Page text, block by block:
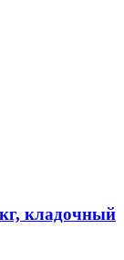
кладочный